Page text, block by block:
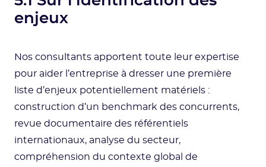
enjeux
Nos consultants apportent toute leur expertise
pour aider l’entreprise à dresser une première
liste d’enjeux potentiellement matériels :
construction d’un benchmark des concurrents,
revue documentaire des référentiels
internationaux, analyse du secteur,
compréhension du contexte global de